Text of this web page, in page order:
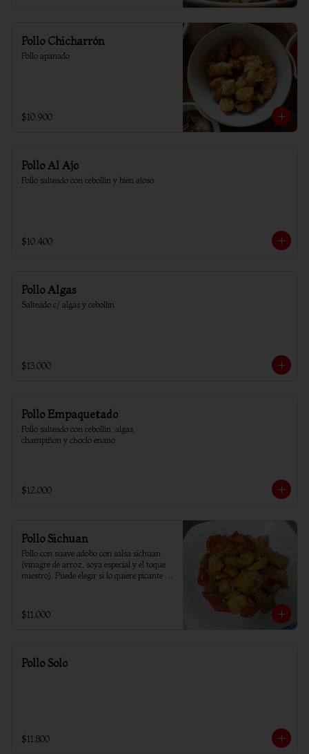
Pollo Chicharrón
Pollo apanado
$10.900
Pollo Al Ajo
Pollo salteado con cebollín y bien ajoso
$10.400
Pollo Algas
Salteado c/ algas y cebollin
$13.000
Pollo Empaquetado
Pollo salteado con cebollín, algas,
champiñon y choclo enano
$12.000
Pollo Sichuan
Pollo con suave adobo con salsa sichuan
(vinagre de arroz, soya especial y el toque
nuestro). Puede elegir si lo quiere picante o
$11.000
Pollo Solo
$11.800